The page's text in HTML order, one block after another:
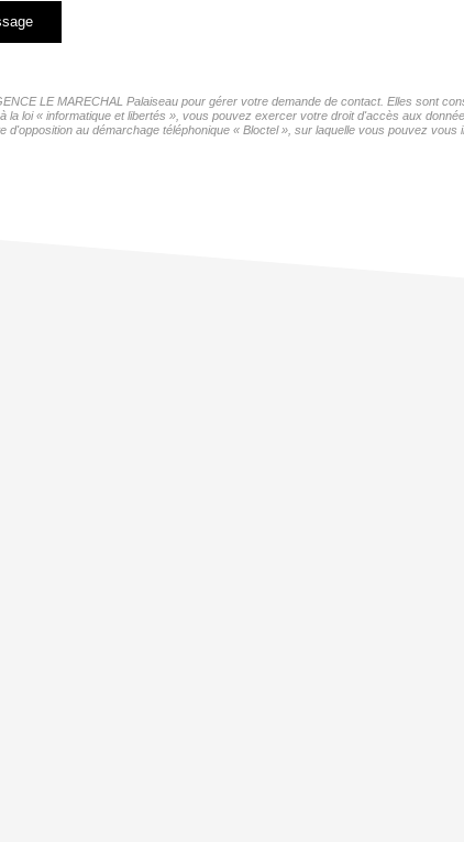
LE MARECHAL Palaiseau pour gérer votre demande de contact. Elles sont
loi « informatique et libertés », vous pouvez exercer votre droit d'accès aux
au démarchage téléphonique « Bloctel », sur laquelle vous pouvez vous